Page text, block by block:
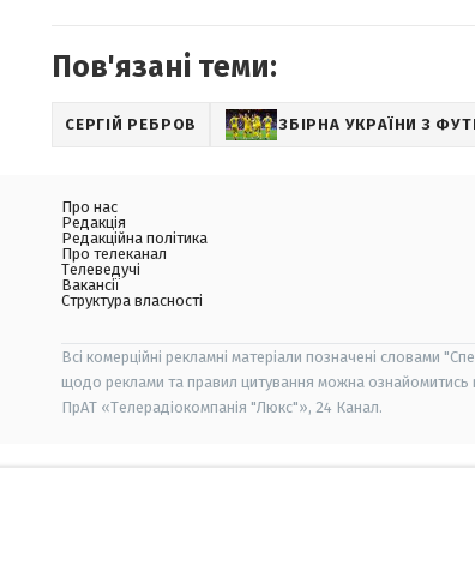
Пов'язані теми:
СЕРГІЙ РЕБРОВ ЗБІРНА УКРАЇНИ З
Про нас
Редакція
Редакційна політика
Про телеканал
Телеведучі
Вакансії
Структура власності
Всі комерційні рекламні матеріали позначені словами
щодо реклами та правил цитування можна ознайомитись
ПрАТ «Телерадіокомпанія "Люкс"», 24 Канал.